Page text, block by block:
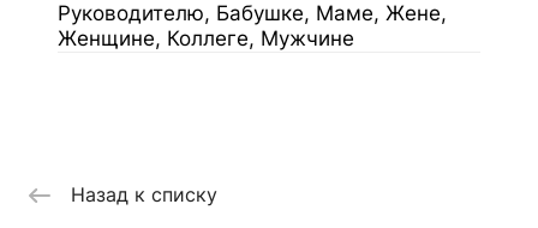
Руководителю, Бабушке, Маме, Жене,
Женщине, Коллеге, Мужчине
Назад к списку